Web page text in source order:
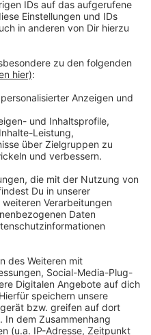
den YouTube
Service eines
Videoinhalte
Service kann
Aktivitäten
lesen Sie die
Sie der
zu, um dieses
Consent
Platform